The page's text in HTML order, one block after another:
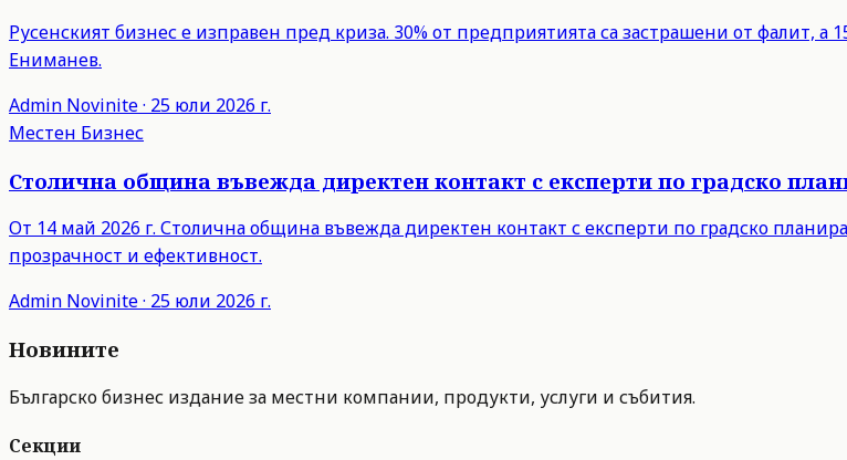
Русенският бизнес е изправен пред криза. 30% от предприятията са застрашени от фалит,
Ениманев.
Admin Novinite· 25 юли 2026 г.
Местен Бизнес
Столична община въвежда директен контакт с експерти по градско
От 14 май 2026 г. Столична община въвежда директен контакт с експерти по градско
прозрачност и ефективност.
Admin Novinite· 25 юли 2026 г.
Новините
Българско бизнес издание за местни компании, продукти, услуги и събития.
Секции